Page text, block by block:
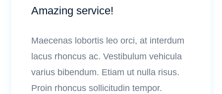
Amazing service!
Maecenas lobortis leo orci, at interdum
lacus rhoncus ac. Vestibulum vehicula
varius bibendum. Etiam ut nulla risus.
Proin rhoncus sollicitudin tempor.